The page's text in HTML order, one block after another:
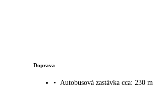
Doprava
• Autobusová zastávka cca: 230 m